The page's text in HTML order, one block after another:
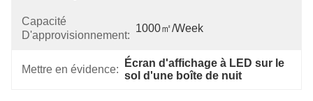
Capacité
D'approvisionnement:
1000㎡/week
Mettre en évidence:
Écran d'affichage à LED sur le
sol d'une boîte de nuit